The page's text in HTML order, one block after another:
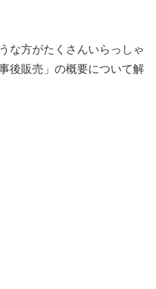
な方がたくさんいらっしゃ
後販売」の概要について解